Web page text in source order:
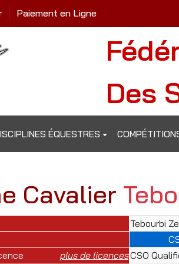
Paiement en Ligne
Des
ÉQUESTRES
Cavalier
Tebourbi
plus de licencesCSO